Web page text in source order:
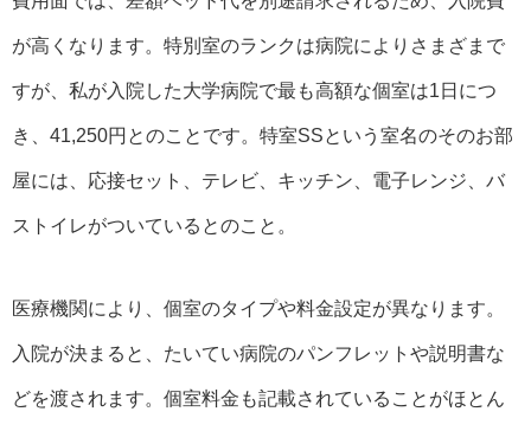
が高くなります。特別室のランクは病院によりさまざまで
すが、私が入院した大学病院で最も高額な個室は1日につ
き、41,250円とのことです。特室SSという室名のそのお部
屋には、応接セット、テレビ、キッチン、電子レンジ、バ
ストイレがついているとのこと。
医療機関により、個室のタイプや料金設定が異なります。
入院が決まると、たいてい病院のパンフレットや説明書な
どを渡されます。個室料金も記載されていることがほとん